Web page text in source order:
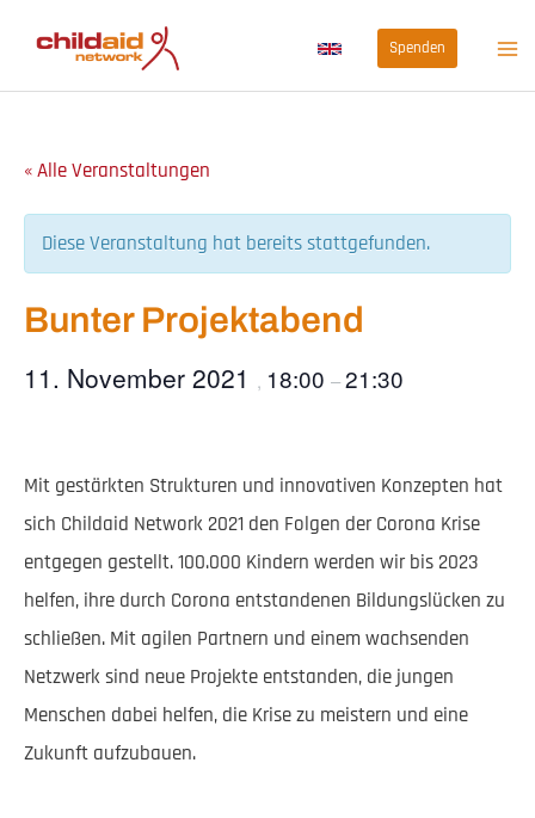
Inhalt
springen
Spenden
« Alle Veranstaltungen
Diese Veranstaltung hat bereits stattgefunden.
Bunter Projektabend
11. November 2021 , 18:00 –21:30
Mit gestärkten Strukturen und innovativen Konzepten hat
sich Childaid Network 2021 den Folgen der Corona Krise
entgegen gestellt. 100.000 Kindern werden wir bis 2023
helfen, ihre durch Corona entstandenen Bildungslücken zu
schließen. Mit agilen Partnern und einem wachsenden
Netzwerk sind neue Projekte entstanden, die jungen
Menschen dabei helfen, die Krise zu meistern und eine
Zukunft aufzubauen.